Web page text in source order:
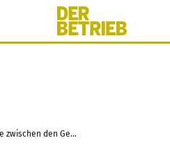
Rentenlücke zwischen den Geschlechtern